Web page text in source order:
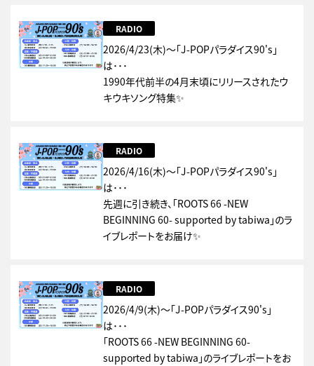
RADIO
2026/4/23(木)～「J-POPパラダイス90's」
は･･･
1990年代前半の4月末頃にリリースされたウ
キウキソング特集✨
RADIO
2026/4/16(木)～「J-POPパラダイス90's」
は･･･
先週に引き続き、「ROOTS 66 -NEW
BEGINNING 60- supported by tabiwa」のラ
イブレポートをお届け✨
RADIO
2026/4/9(木)～「J-POPパラダイス90's」
は･･･
「ROOTS 66 -NEW BEGINNING 60-
supported by tabiwa」のライブレポートをお